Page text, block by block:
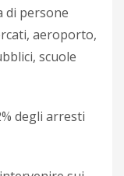
di persone
aeroporto,
scuole
degli arresti